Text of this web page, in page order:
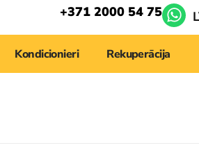
+371 2000 54 75
Kondicionieri Rekuperācija